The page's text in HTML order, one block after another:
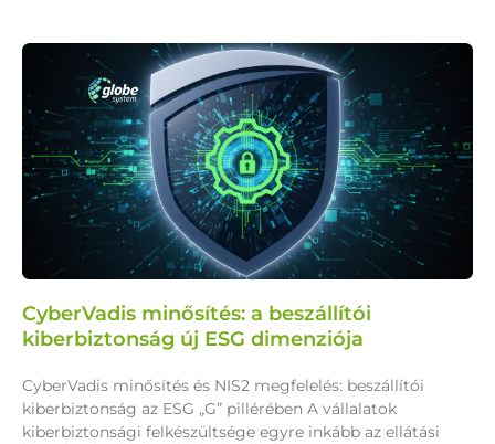
CyberVadis minősítés: a beszállítói
kiberbiztonság új ESG dimenziója
CyberVadis minősítés és NIS2 megfelelés: beszállítói
kiberbiztonság az ESG „G” pillérében A vállalatok
kiberbiztonsági felkészültsége egyre inkább az ellátási